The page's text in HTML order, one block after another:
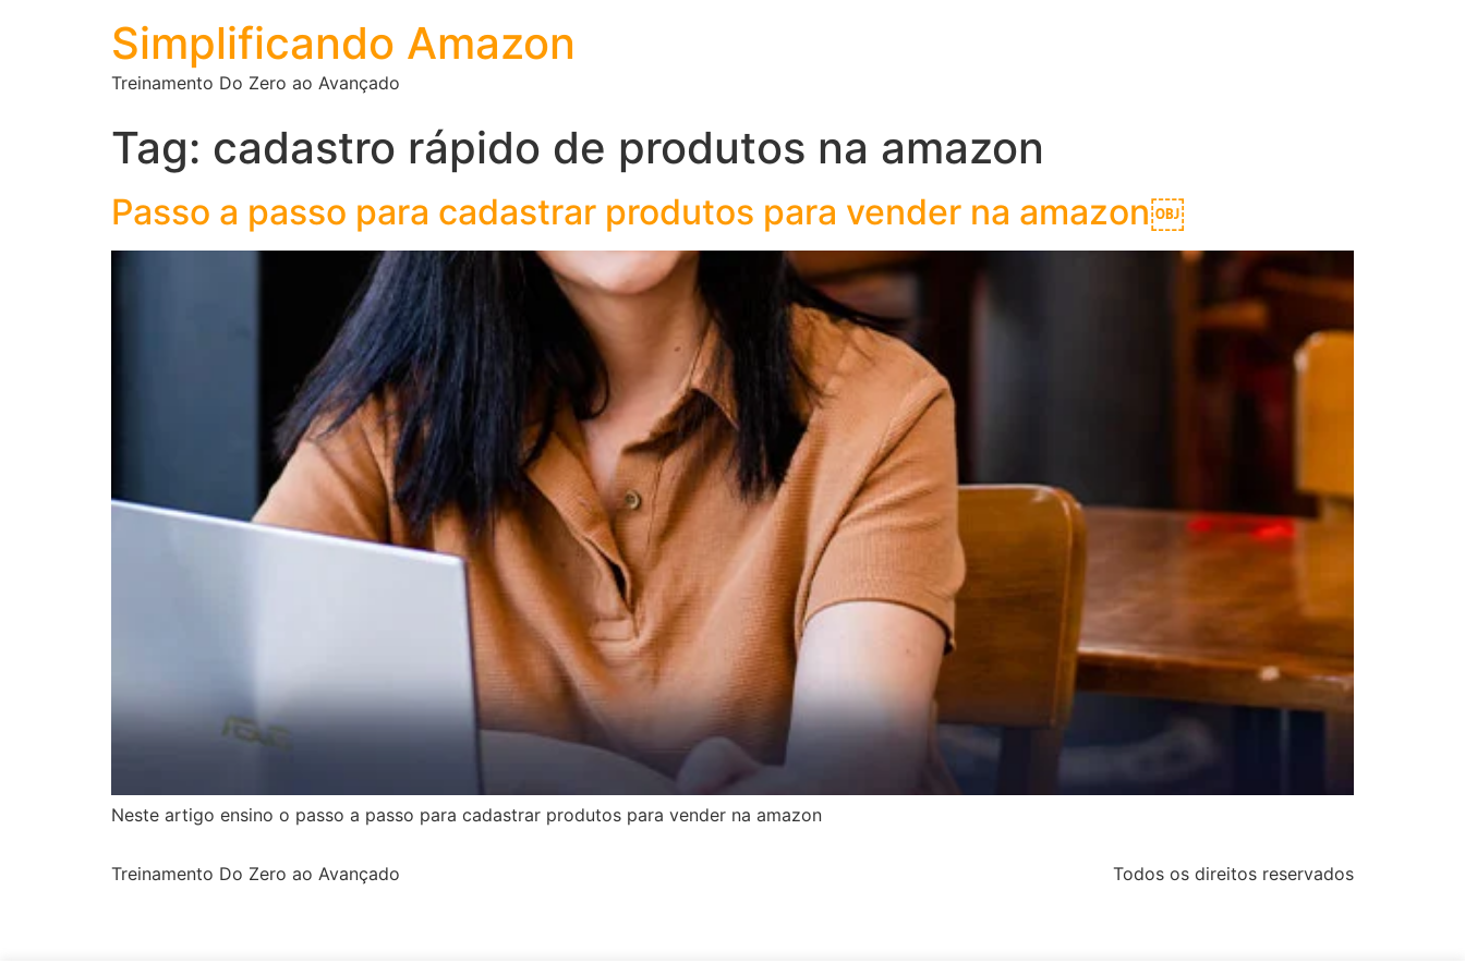
Simplificando Amazon
Treinamento Do Zero ao Avançado
Tag: cadastro rápido de produtos na amazon
Passo a passo para cadastrar produtos para vender na amazon￼
Neste artigo ensino o passo a passo para cadastrar produtos para vender na amazon
Treinamento Do Zero ao Avançado Todos os direitos reservados